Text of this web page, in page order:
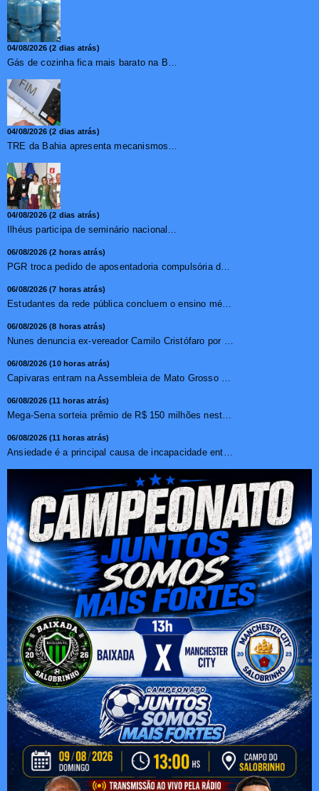
04/08/2026 (2 dias atrás)
Gás de cozinha fica mais barato na Bahia após redução de 7,1%
04/08/2026 (2 dias atrás)
TRE da Bahia apresenta mecanismos de segurança das urnas e nova ordem de votação para eleições
04/08/2026 (2 dias atrás)
Ilhéus participa de seminário nacional sobre turismo sustentável e captação de investimentos
06/08/2026 (2 horas atrás)
PGR troca pedido de aposentadoria compulsória de Buzzi por...
06/08/2026 (7 horas atrás)
Estudantes da rede pública concluem o ensino médio sem do...
06/08/2026 (8 horas atrás)
Nunes denuncia ex-vereador Camilo Cristófaro por calúnia ...
06/08/2026 (10 horas atrás)
Capivaras entram na Assembleia de Mato Grosso e surpreendem...
06/08/2026 (11 horas atrás)
Mega-Sena sorteia prêmio de R$ 150 milhões nesta quinta-f...
06/08/2026 (11 horas atrás)
Ansiedade é a principal causa de incapacidade entre crian�...